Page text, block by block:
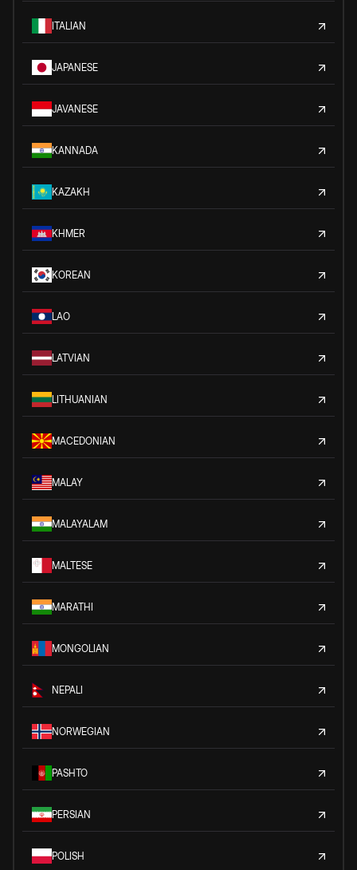
ITALIAN
JAPANESE
JAVANESE
KANNADA
KAZAKH
KHMER
KOREAN
LAO
LATVIAN
LITHUANIAN
MACEDONIAN
MALAY
MALAYALAM
MALTESE
MARATHI
MONGOLIAN
NEPALI
NORWEGIAN
PASHTO
PERSIAN
POLISH